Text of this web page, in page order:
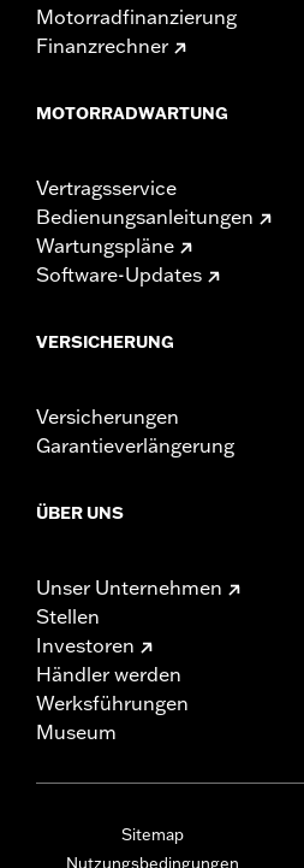
Motorradfinanzierung
Finanzrechner
MOTORRADWARTUNG
Vertragsservice
Bedienungsanleitungen
Wartungspläne
Software-Updates
VERSICHERUNG
Versicherungen
Garantieverlängerung
ÜBER UNS
Unser Unternehmen
Stellen
Investoren
Händler werden
Werksführungen
Museum
Sitemap
Nutzungsbedingungen